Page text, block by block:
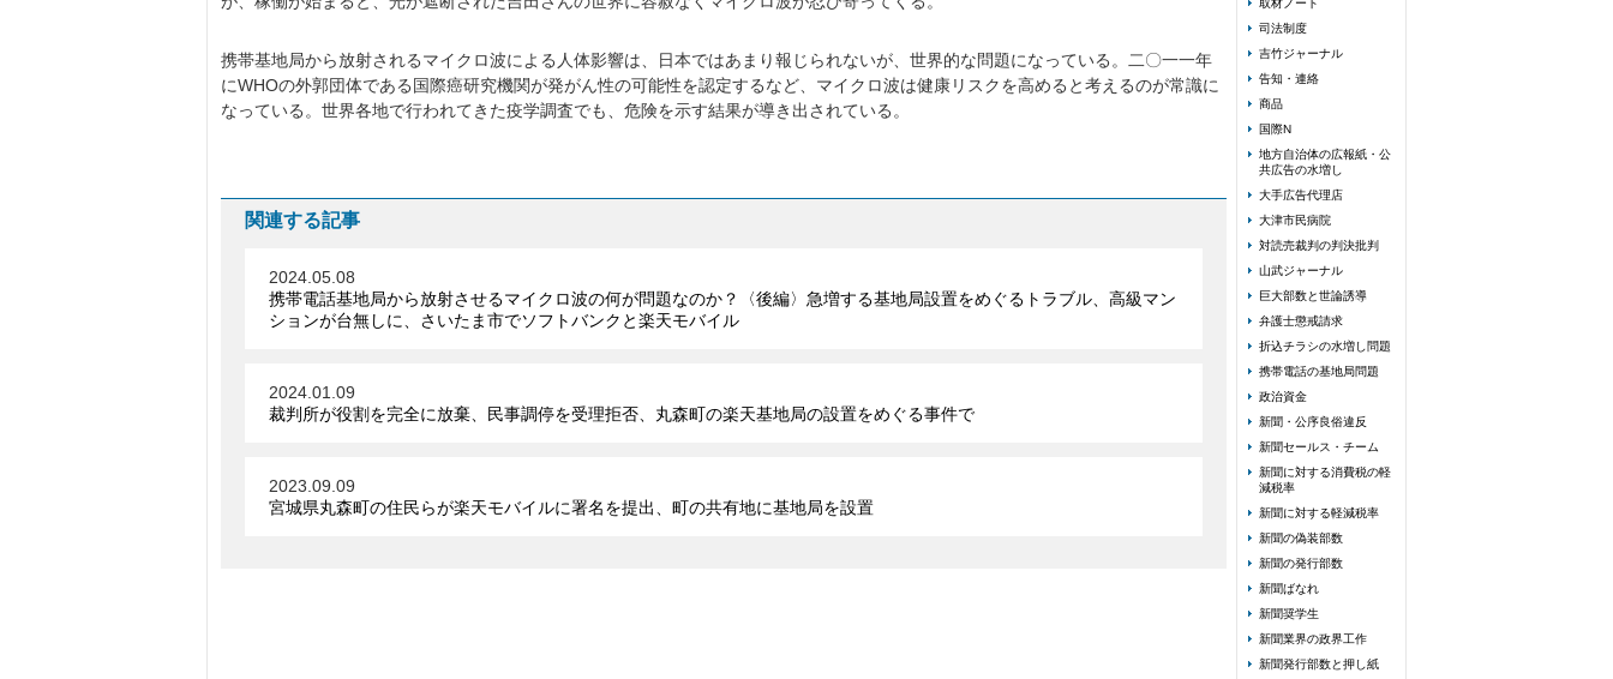
携帯基地局から放射されるマイクロ波による人体影響は、日本ではあまり報じられないが、世界的な問題になっている。二〇一一年
にWHOの外郭団体である国際癌研究機関が発がん性の可能性を認定するなど、マイクロ波は健康リスクを高めると考えるのが常識に
なっている。世界各地で行われてきた疫学調査でも、危険を示す結果が導き出されている。
関連する記事
2024.05.08
携帯電話基地局から放射させるマイクロ波の何が問題なのか？〈後編〉急増する基地局設置をめぐるトラブル、高級マン
ションが台無しに、さいたま市でソフトバンクと楽天モバイル
2024.01.09
裁判所が役割を完全に放棄、民事調停を受理拒否、丸森町の楽天基地局の設置をめぐる事件で
2023.09.09
宮城県丸森町の住民らが楽天モバイルに署名を提出、町の共有地に基地局を設置
取材ノート
司法制度
吉竹ジャーナル
告知・連絡
商品
国際N
地方自治体の広報紙・公
共広告の水増し
大手広告代理店
大津市民病院
対読売裁判の判決批判
山武ジャーナル
巨大部数と世論誘導
弁護士懲戒請求
折込チラシの水増し問題
携帯電話の基地局問題
政治資金
新聞・公序良俗違反
新聞セールス・チーム
新聞に対する消費税の軽
減税率
新聞に対する軽減税率
新聞の偽装部数
新聞の発行部数
新聞ばなれ
新聞奨学生
新聞業界の政界工作
新聞発行部数と押し紙